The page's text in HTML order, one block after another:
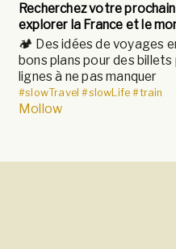
Recherchez votre
explorer la France et le
🏕️ Des idées de voyages
bons plans pour des
lignes à ne pas manquer
#slowTravel #slowLife #train
Mollow